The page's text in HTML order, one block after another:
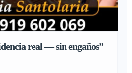
real — sin engaños”